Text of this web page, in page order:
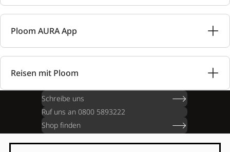
Ploom AURA App
Reisen mit Ploom
Schreibe uns
Ruf uns an 0800 5893222
Shop finden